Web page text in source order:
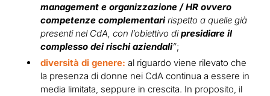
management e organizzazione / HR ovvero
competenze complementaririspetto a quelle già
presenti nel CdA, con l’obiettivo dipresidiare il
complesso dei rischi aziendali”;
diversità di genere: al riguardo viene rilevato che
la presenza di donne nei CdA continua a essere in
media limitata, seppure in crescita. In proposito, il